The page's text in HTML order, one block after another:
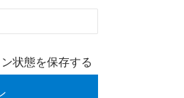
ン状態を保存する